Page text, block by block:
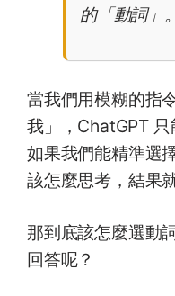
的「動詞」。
當我們用模糊的指
我」，ChatGPT
如果我們能精準選
該怎麼思考，結果
那到底該怎麼選動
回答呢？